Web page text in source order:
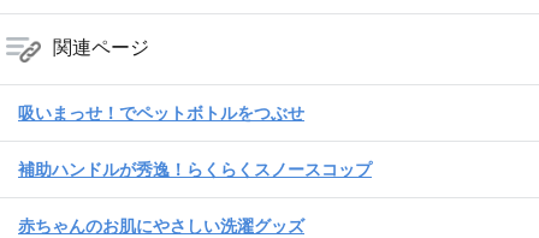
関連ページ
吸いまっせ！でペットボトルをつぶせ
補助ハンドルが秀逸！らくらくスノースコップ
赤ちゃんのお肌にやさしい洗濯グッズ